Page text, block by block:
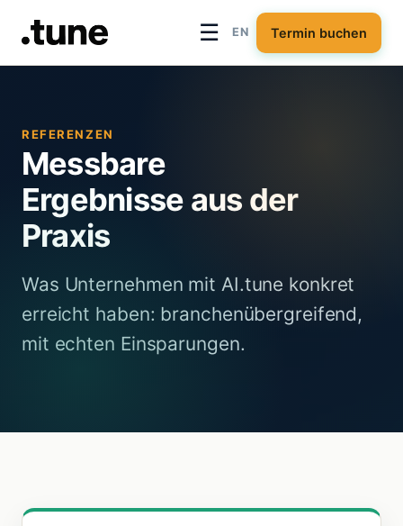
☰ EN Termin buchen
REFERENZEN
Messbare
Ergebnisse aus der
Praxis
Was Unternehmen mit AI.tune konkret
erreicht haben: branchenübergreifend,
mit echten Einsparungen.